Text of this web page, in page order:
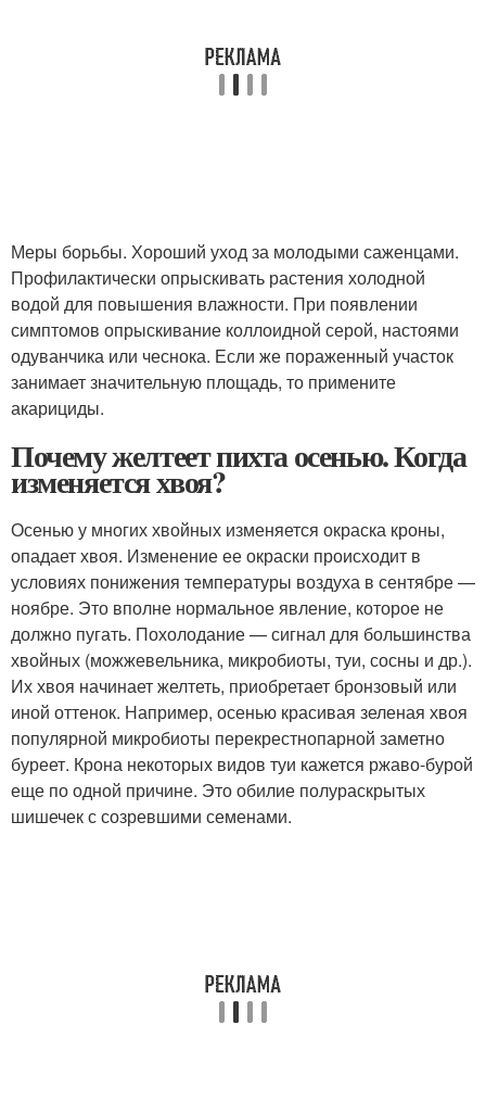
Меры борьбы. Хороший уход за молодыми саженцами.
Профилактически опрыскивать растения холодной
водой для повышения влажности. При появлении
симптомов опрыскивание коллоидной серой, настоями
одуванчика или чеснока. Если же пораженный участок
занимает значительную площадь, то примените
акарициды.
Почему желтеет пихта осенью. Когда
изменяется хвоя?
Осенью у многих хвойных изменяется окраска кроны,
опадает хвоя. Изменение ее окраски происходит в
условиях понижения температуры воздуха в сентябре —
ноябре. Это вполне нормальное явление, которое не
должно пугать. Похолодание — сигнал для большинства
хвойных (можжевельника, микробиоты, туи, сосны и др.).
Их хвоя начинает желтеть, приобретает бронзовый или
иной оттенок. Например, осенью красивая зеленая хвоя
популярной микробиоты перекрестнопарной заметно
буреет. Крона некоторых видов туи кажется ржаво-бурой
еще по одной причине. Это обилие полураскрытых
шишечек с созревшими семенами.